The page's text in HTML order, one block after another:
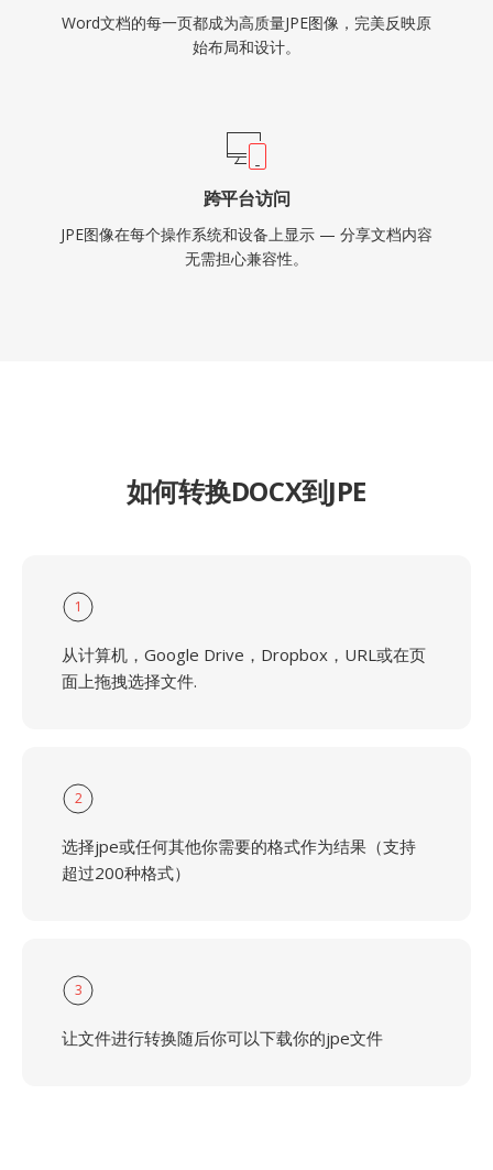
Word文档的每一页都成为高质量JPE图像，完美反映原
始布局和设计。
跨平台访问
JPE图像在每个操作系统和设备上显示 — 分享文档内容
无需担心兼容性。
如何转换DOCX到JPE
1
从计算机，Google Drive，Dropbox，URL或在页
面上拖拽选择文件.
2
选择jpe或任何其他你需要的格式作为结果（支持
超过200种格式）
3
让文件进行转换随后你可以下载你的jpe文件